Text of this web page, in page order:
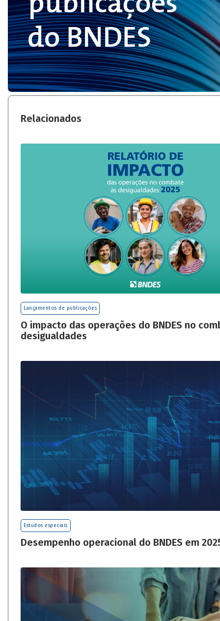
Relacionados
Lançamentos de publicações
O impacto das operações do BNDES no
desigualdades
Estudos especiais
Desempenho operacional do BNDES em